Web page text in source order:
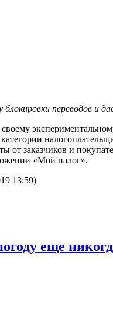
переводов и
от заказчиков и
«Мой налог».
13:59)
еще